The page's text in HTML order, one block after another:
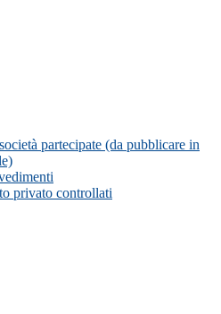
partecipate (da pubblicare in
privato controllati